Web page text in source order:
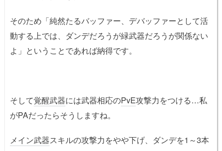
そのため「純然たるバッファー、デバッファーとして活
動する上では、ダンデだろうが緑武器だろうが関係ない
よ」ということであれば納得です。
そして覚醒武器には武器相応のPvE攻撃力をつける…私
がPAだったらそうしますね。
メイン武器スキルの攻撃力をやや下げ、ダンデを1～3本